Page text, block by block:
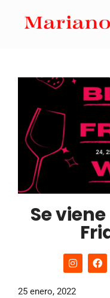
Se
25 enero, 2022